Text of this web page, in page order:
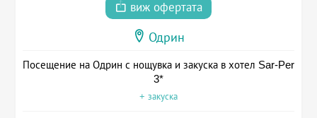
виж офертата
Одрин
Посещение на Одрин с нощувка и закуска в хотел Sar-Per
3*
+ закуска